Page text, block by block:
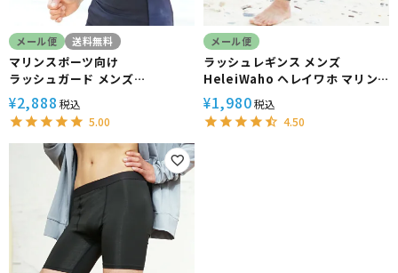
メール便 送料無料
マリンスポーツ向け
ラッシュガード メンズ
HeleiWaho ヘレイワホ 半袖
UPF50+ で UVカット 大きいサ
イズ 対応 サーフィン や ウェット
スーツ の インナー
¥2,888 税込
5.00
メール便
ラッシュレギンス メンズ
HeleiWaho ヘレイワホ マリン
ス UPF50+ UVカット サーフィ
ン
¥1,980税込
4.50